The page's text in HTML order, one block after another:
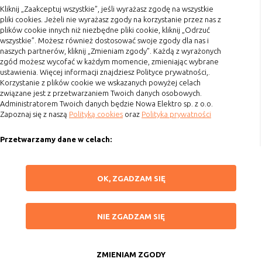
Kliknij „Zaakceptuj wszystkie”, jeśli wyrażasz zgodę na wszystkie
pliki cookies. Jeżeli nie wyrażasz zgody na korzystanie przez nas z
plików cookie innych niż niezbędne pliki cookie, kliknij „Odrzuć
wszystkie”. Możesz również dostosować swoje zgody dla nas i
naszych partnerów, kliknij „Zmieniam zgody”. Każdą z wyrażonych
zgód możesz wycofać w każdym momencie, zmieniając wybrane
ustawienia. Więcej informacji znajdziesz Polityce prywatności,.
Korzystanie z plików cookie we wskazanych powyżej celach
związane jest z przetwarzaniem Twoich danych osobowych.
Administratorem Twoich danych będzie Nowa Elektro sp. z o.o.
Zapoznaj się z naszą Polityką cookies oraz Polityka prywatności
Przetwarzamy dane w celach:
treści i reklam oraz ich pomiaru, tworzenia statystyk, poprawy
marketingowe lub prezentować je w serwisie.
OK, ZGADZAM SIĘ
NIE ZGADZAM SIĘ
ZMIENIAM ZGODY
NIE ZGADZAM SIĘ
cookie)
Cookie
zewnętrzne
(third-party
cookie)
cookie umieszczone przez zewnętrzne
podmioty, których komponenty stron
zostały wywołane przez właściciela
witryny
Uwaga:cookie mogą być wywołane przez administratora
za pomocą skryptów, komponentów, które znajdują się na
innym kraju lub nawet zupełnie innym systemie prawnym.
komponentów serwisu pochodzących spoza systemu
administratora mogą obowiązywać inne standardowe
zasady polityki cookies niż polityka prywatności / cookies
administratora witryny.
D. Ze względu na cel jakiemu służą:
Opis
Terminy realizacji
Koszty przesyłki
Dostawa
Reklamacje
Zwrot towaru
Kontakt
Szybki kontakt
Godziny otwarcia: Pon.-Pt. 8-16
sklep@elektrozysk.pl
Dołącz do nas
Copyright 2015 by Elektrozysk.pl. Wszelkie prawa zastrzeżone.